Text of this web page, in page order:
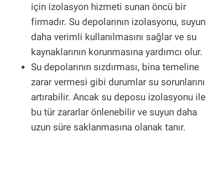
için izolasyon hizmeti sunan öncü bir
firmadır. Su depolarının izolasyonu, suyun
daha verimli kullanılmasını sağlar ve su
kaynaklarının korunmasına yardımcı olur.
Su depolarının sızdırması, bina temeline
zarar vermesi gibi durumlar su sorunlarını
artırabilir. Ancak su deposu izolasyonu ile
bu tür zararlar önlenebilir ve suyun daha
uzun süre saklanmasına olanak tanır.